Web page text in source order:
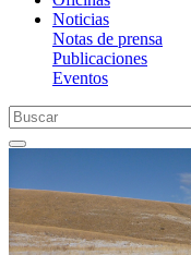
Noticias
Notas de prensa
Publicaciones
Eventos